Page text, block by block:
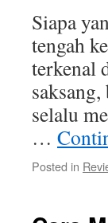
Siapa
tengah
terkenal
selalu
…
Posted in